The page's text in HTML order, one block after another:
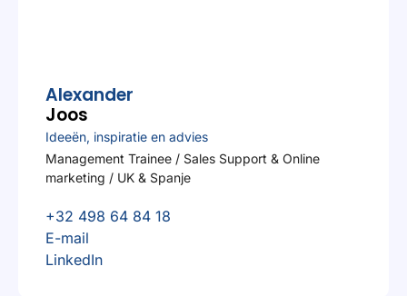
Alexander
Joos
Ideeën, inspiratie en advies
Management Trainee / Sales Support & Online
marketing / UK & Spanje
+32 498 64 84 18
E-mail
LinkedIn